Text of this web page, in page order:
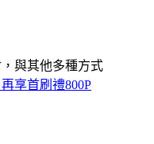
與其他多種方式
享首刷禮800P